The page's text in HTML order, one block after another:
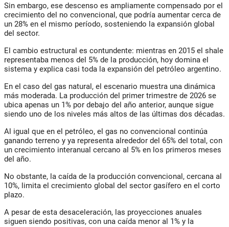
Sin embargo, ese descenso es ampliamente compensado por el
crecimiento del no convencional, que podría aumentar cerca de
un 28% en el mismo período, sosteniendo la expansión global
del sector.
El cambio estructural es contundente: mientras en 2015 el shale
representaba menos del 5% de la producción, hoy domina el
sistema y explica casi toda la expansión del petróleo argentino.
En el caso del gas natural, el escenario muestra una dinámica
más moderada. La producción del primer trimestre de 2026 se
ubica apenas un 1% por debajo del año anterior, aunque sigue
siendo uno de los niveles más altos de las últimas dos décadas.
Al igual que en el petróleo, el gas no convencional continúa
ganando terreno y ya representa alrededor del 65% del total, con
un crecimiento interanual cercano al 5% en los primeros meses
del año.
No obstante, la caída de la producción convencional, cercana al
10%, limita el crecimiento global del sector gasífero en el corto
plazo.
A pesar de esta desaceleración, las proyecciones anuales
siguen siendo positivas, con una caída menor al 1% y la